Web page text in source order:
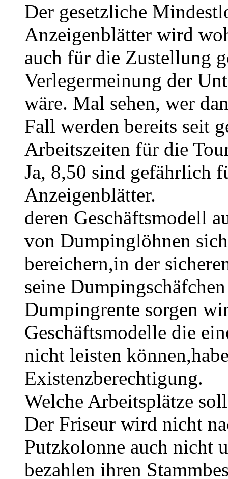
Der gesetzliche
Anzeigenblätter wird
auch für die Zustellung
Verlegermeinung der
wäre. Mal sehen, wer
Fall werden bereits seit
Arbeitszeiten für die
Ja, 8,50 sind gefährlich
Anzeigenblätter.
deren Geschäftsmodell
von Dumpinglöhnen
bereichern,in der
seine
Dumpingrente sorgen
Geschäftsmodelle die
nicht leisten
Existenzberechtigung.
Welche Arbeitsplätze
Der Friseur wird nicht
Putzkolonne auch nicht
bezahlen ihren